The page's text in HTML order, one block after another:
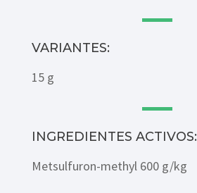
VARIANTES:
15 g
INGREDIENTES ACTIVOS:
Metsulfuron-methyl 600 g/kg